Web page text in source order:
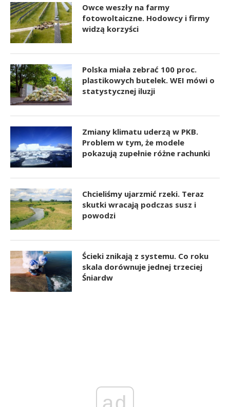
Owce weszły na farmy
fotowoltaiczne. Hodowcy i firmy
widzą korzyści
Polska miała zebrać 100 proc.
plastikowych butelek. WEI mówi o
statystycznej iluzji
Zmiany klimatu uderzą w PKB.
Problem w tym, że modele
pokazują zupełnie różne rachunki
Chcieliśmy ujarzmić rzeki. Teraz
skutki wracają podczas susz i
powodzi
Ścieki znikają z systemu. Co roku
skala dorównuje jednej trzeciej
Śniardw